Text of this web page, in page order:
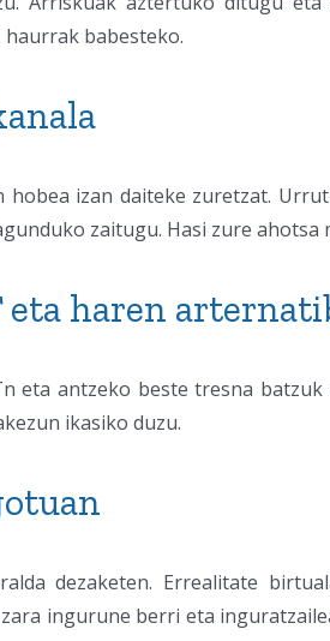
babesteko.
izan daiteke zuretzat.
zaitugu. Hasi zure
haren
eta antzeko beste tresna
ikasiko duzu.
dezaketen. Errealitate
ingurune berri eta